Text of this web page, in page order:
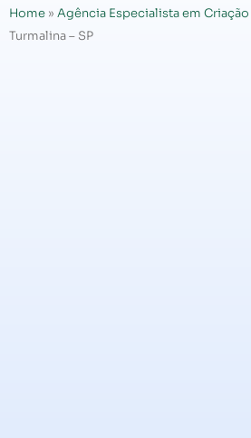
Home » Agência Especialista em
Turmalina – SP